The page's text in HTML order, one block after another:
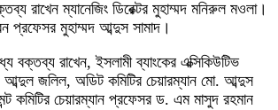
রাখেন ম্যানেজিং ডিরেক্টর মুহাম্মদ মনিরুল মওলা।
প্রফেসর মুহাম্মদ আব্দুস সামাদ।
বক্তব্য রাখেন, ইসলামী ব্যাংকের এক্সিকিউটিভ
আব্দুল জলিল, অডিট কমিটির চেয়ারম্যান মো. আব্দুস
কমিটির চেয়ারম্যান প্রফেসর ড. এম মাসুদ রহমান